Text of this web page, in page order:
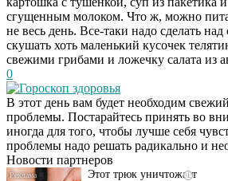
сгущенным молоком. Что ж, можно
не весь день. Все-таки надо сделать
скушать хоть маленький кусочек
свежими грибами и ложечку салата из
0
Гороскоп здоровья
В этот день вам будет необходим
проблемы. Постарайтесь принять во
иногда для того, чтобы лучше себя
проблемы надо решать радикально и
Новости партнеров
Даже самый
запущенный грибок
исчезнет с корнем,
если перед сном…
i
Этот трюк уничтожает